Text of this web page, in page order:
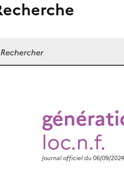
loc.n.f.
Journal officieldu 06/09/2024